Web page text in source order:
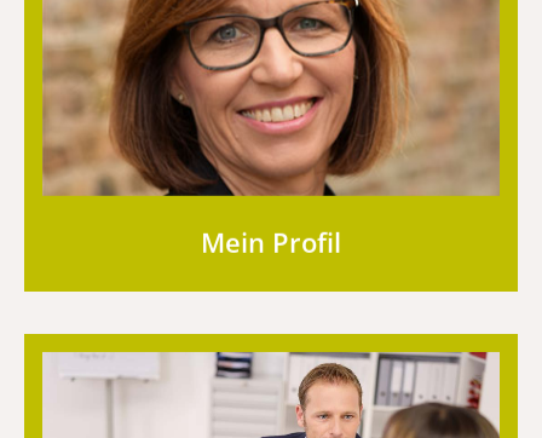
Mein Profil
Über mich - Daten und Fakten
Erfahren Sie hier mehr